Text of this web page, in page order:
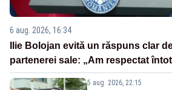
6 aug. 2026, 16:34
Ilie Bolojan evită un răspuns clar
partenerei sale: „Am respectat
5 aug. 2026, 22:15